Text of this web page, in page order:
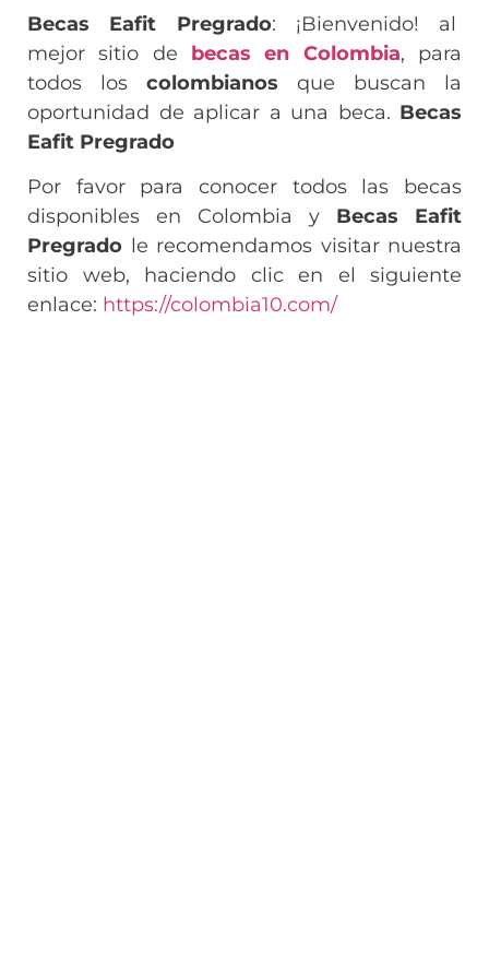
Becas Eafit Pregrado: ¡Bienvenido! al
mejor sitio de becas en Colombia, para
todos los colombianos que buscan la
oportunidad de aplicar a una beca. Becas
Eafit Pregrado
Por favor para conocer todos las becas
disponibles en Colombia y Becas Eafit
Pregrado le recomendamos visitar nuestra
sitio web, haciendo clic en el siguiente
enlace: https://colombia10.com/